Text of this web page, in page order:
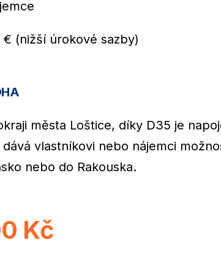
(nižší úrokové sazby)
města Loštice, díky D35 je
vlastníkovi nebo nájemci
nebo do Rakouska.
Kč